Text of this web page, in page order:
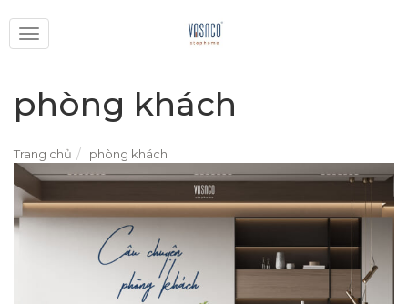
Toggle
navigation
phòng khách
Trang chủ phòng khách